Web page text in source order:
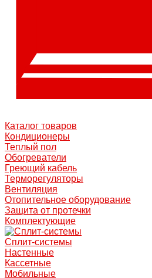
Каталог товаров
Кондиционеры
Теплый пол
Обогреватели
Греющий кабель
Терморегуляторы
Вентиляция
Отопительное оборудование
Защита от протечки
Комплектующие
Сплит-системы
Настенные
Кассетные
Мобильные